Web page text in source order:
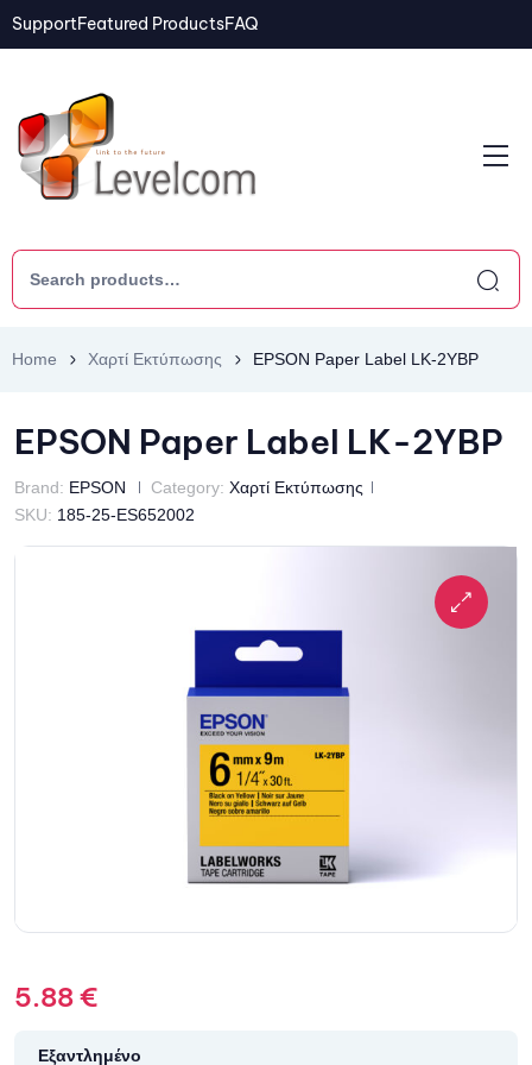
SupportFeatured ProductsFAQ
Home Χαρτί Εκτύπωσης EPSON Paper Label LK-2YBP
EPSON Paper Label LK-2YBP
Brand: EPSON Category: Χαρτί Εκτύπωσης
SKU: 185-25-ES652002
5.88€
Εξαντλημένο